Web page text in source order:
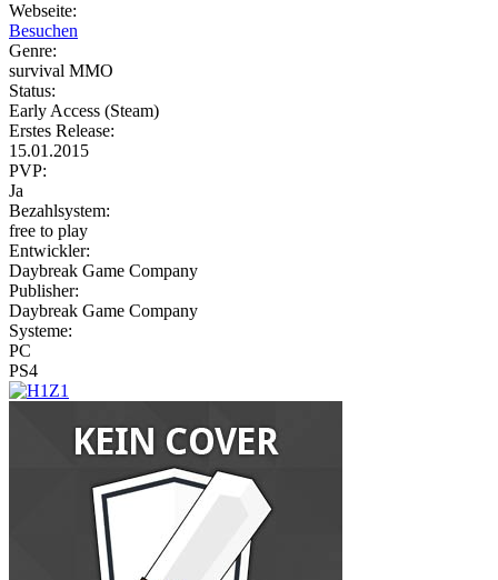
Webseite:
Besuchen
Genre:
survival MMO
Status:
Early Access (Steam)
Erstes Release:
15.01.2015
PVP:
Ja
Bezahlsystem:
free to play
Entwickler:
Daybreak Game Company
Publisher:
Daybreak Game Company
Systeme:
PC
PS4